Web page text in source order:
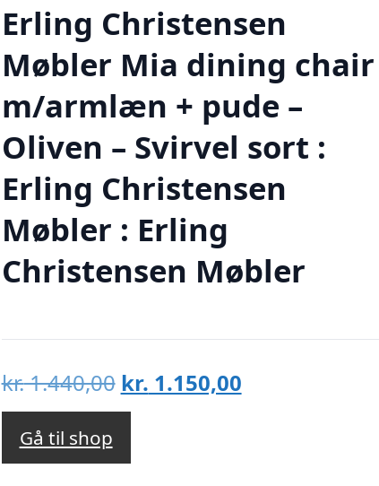
Erling Christensen
Møbler Mia dining chair
m/armlæn + pude –
Oliven – Svirvel sort :
Erling Christensen
Møbler : Erling
Christensen Møbler
kr.1.440,00 Den
oprindelige
var:
kr. 1.150,00Den
Gå til shop